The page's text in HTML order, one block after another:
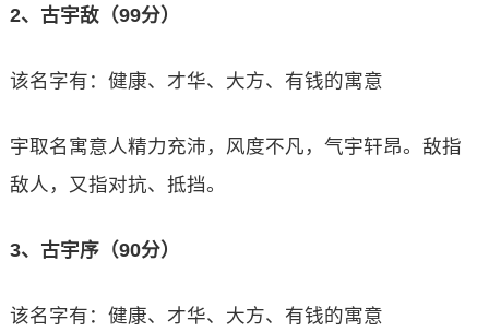
2、古宇敌（99分）
该名字有：健康、才华、大方、有钱的寓意
宇取名寓意人精力充沛，风度不凡，气宇轩昂。敌指
敌人，又指对抗、抵挡。
3、古宇序（90分）
该名字有：健康、才华、大方、有钱的寓意